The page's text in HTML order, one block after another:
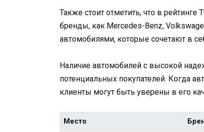
Также стоит отметить, что в рейтинге
бренды, как Mercedes-Benz,
автомобилями, которые сочетают в
Наличие автомобилей с высокой
потенциальных покупателей. Когда
клиенты могут быть уверены в его
Место